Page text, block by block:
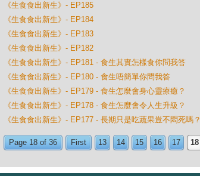
《生食食出新生》- EP185
《生食食出新生》- EP184
《生食食出新生》- EP183
《生食食出新生》- EP182
《生食食出新生》- EP181 - 食生其實怎樣食你問我答
《生食食出新生》- EP180 - 食生唔簡單你問我答
《生食食出新生》- EP179 - 食生怎麼會身心靈療癒？
《生食食出新生》- EP178 - 食生怎麼會令人生升級？
《生食食出新生》- EP177 - 長期只是吃蔬果豈不悶死嗎？
Page 18 of 36 First 13 14 15 16 17 18